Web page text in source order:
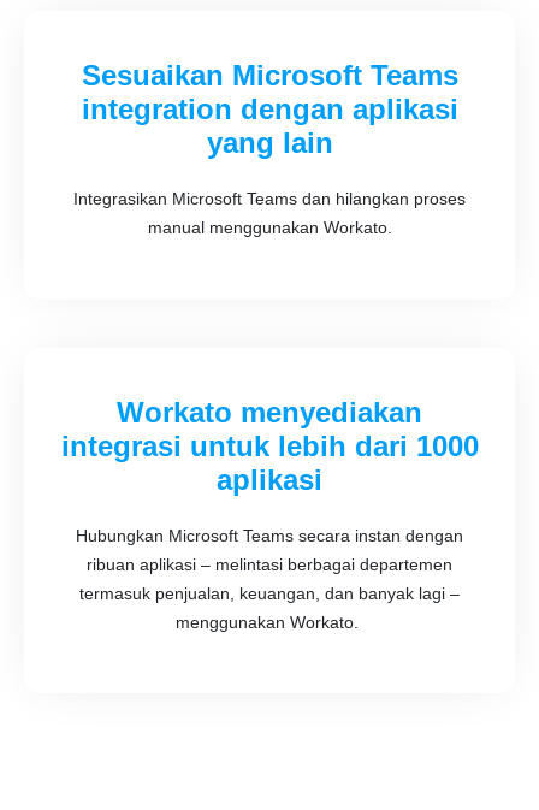
Sesuaikan Microsoft Teams
integration dengan aplikasi
yang lain
Integrasikan Microsoft Teams dan hilangkan proses
manual menggunakan Workato.
Workato menyediakan
integrasi untuk lebih dari 1000
aplikasi
Hubungkan Microsoft Teams secara instan dengan
ribuan aplikasi – melintasi berbagai departemen
termasuk penjualan, keuangan, dan banyak lagi –
menggunakan Workato.